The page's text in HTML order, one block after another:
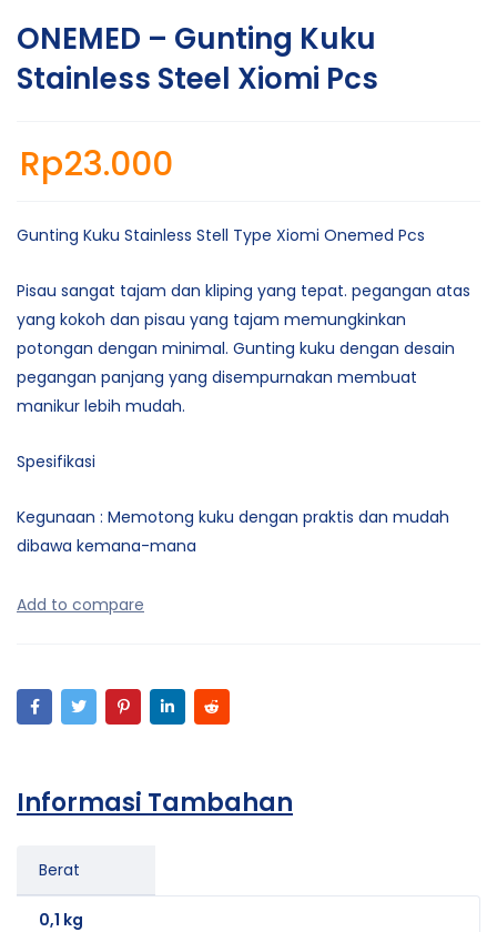
ONEMED – Gunting Kuku
Stainless Steel Xiomi Pcs
Rp23.000
Gunting Kuku Stainless Stell Type Xiomi Onemed Pcs
Pisau sangat tajam dan kliping yang tepat. pegangan atas
yang kokoh dan pisau yang tajam memungkinkan
potongan dengan minimal. Gunting kuku dengan desain
pegangan panjang yang disempurnakan membuat
manikur lebih mudah.
Spesifikasi
Kegunaan : Memotong kuku dengan praktis dan mudah
dibawa kemana-mana
Informasi Tambahan
Berat
0,1 kg